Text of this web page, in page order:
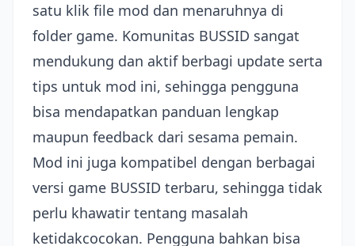
satu klik file mod dan menaruhnya di
folder game. Komunitas BUSSID sangat
mendukung dan aktif berbagi update serta
tips untuk mod ini, sehingga pengguna
bisa mendapatkan panduan lengkap
maupun feedback dari sesama pemain.
Mod ini juga kompatibel dengan berbagai
versi game BUSSID terbaru, sehingga tidak
perlu khawatir tentang masalah
ketidakcocokan. Pengguna bahkan bisa